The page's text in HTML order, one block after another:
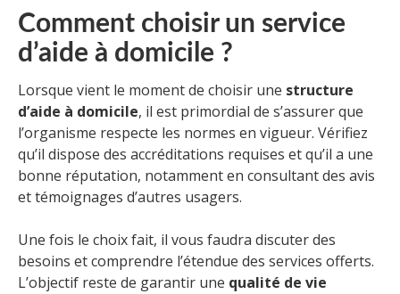
Comment choisir un service
d’aide à domicile ?
Lorsque vient le moment de choisir une structure
d’aide à domicile, il est primordial de s’assurer que
l’organisme respecte les normes en vigueur. Vérifiez
qu’il dispose des accréditations requises et qu’il a une
bonne réputation, notamment en consultant des avis
et témoignages d’autres usagers.
Une fois le choix fait, il vous faudra discuter des
besoins et comprendre l’étendue des services offerts.
L’objectif reste de garantir une qualité de vie